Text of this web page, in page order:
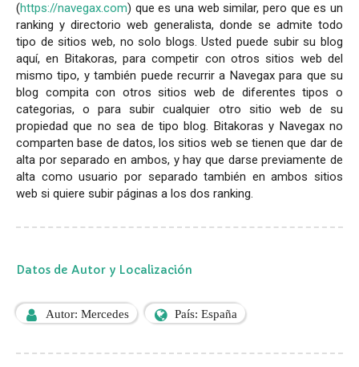
(https://navegax.com) que es una web similar, pero que es un
ranking y directorio web generalista, donde se admite todo
tipo de sitios web, no solo blogs. Usted puede subir su blog
aquí, en Bitakoras, para competir con otros sitios web del
mismo tipo, y también puede recurrir a Navegax para que su
blog compita con otros sitios web de diferentes tipos o
categorias, o para subir cualquier otro sitio web de su
propiedad que no sea de tipo blog. Bitakoras y Navegax no
comparten base de datos, los sitios web se tienen que dar de
alta por separado en ambos, y hay que darse previamente de
alta como usuario por separado también en ambos sitios
web si quiere subir páginas a los dos ranking.
Datos de Autor y Localización
Autor: Mercedes País: España